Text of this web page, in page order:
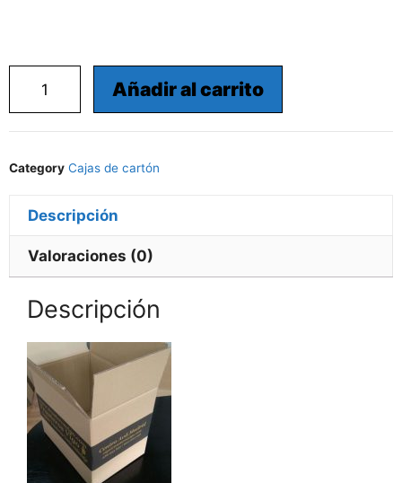
Añadir al carrito
Category Cajas de cartón
Descripción
Valoraciones (0)
Descripción